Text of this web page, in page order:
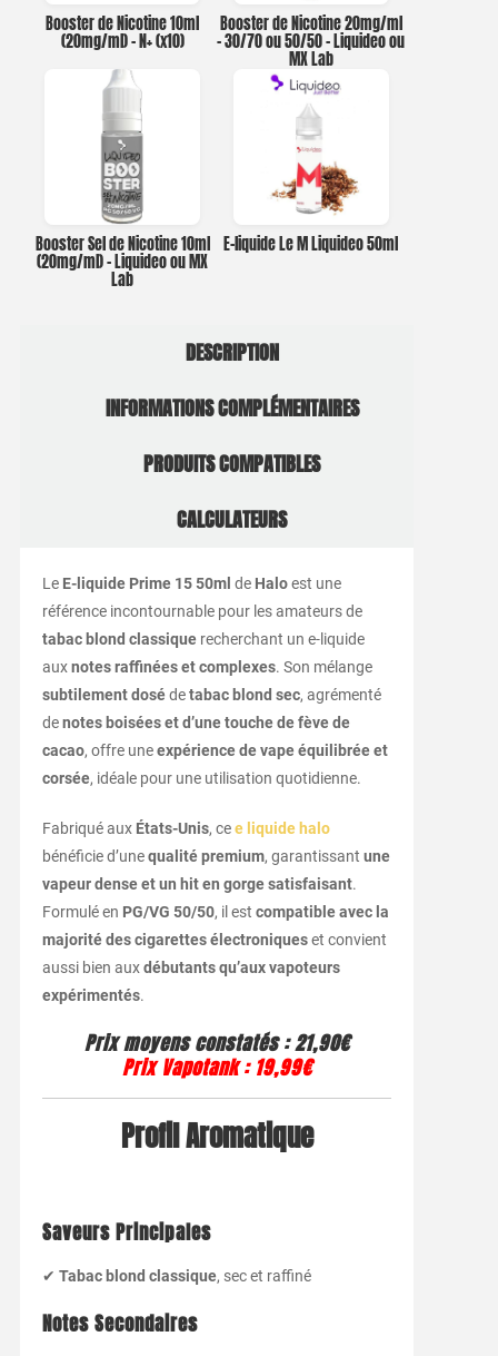
Booster de Nicotine 10ml
(20mg/ml) – N+ (x10)
Booster de Nicotine 20mg/ml
– 30/70 ou 50/50 – Liquideo ou
MX Lab
Booster Sel de Nicotine 10ml
(20mg/ml) – Liquideo ou MX
Lab
E-liquide Le M Liquideo 50ml
DESCRIPTION
INFORMATIONS COMPLÉMENTAIRES
PRODUITS COMPATIBLES
CALCULATEURS
Le E-liquide Prime 15 50ml de Haloest une
référence incontournable pour les amateurs de
tabac blond classiquerecherchant un e-liquide
auxnotes raffinées et complexes. Son mélange
subtilement dosédetabac blond sec, agrémenté
denotes boisées et d’une touche de fève de
cacao, offre uneexpérience de vape équilibrée et
corsée, idéale pour une utilisation quotidienne.
Fabriqué aux États-Unis, cee liquide halo
bénéficie d’unequalité premium, garantissant une
vapeur dense et un hit en gorge satisfaisant.
Formulé en PG/VG 50/50, il est compatible avec la
majorité des cigarettes électroniqueset convient
aussi bien auxdébutants qu’aux vapoteurs
expérimentés.
Prix moyens constatés: 21,90€
Prix Vapotank: 19,99€
Profil Aromatique
Saveurs Principales
✔ Tabac blond classique, sec et raffiné
Notes Secondaires